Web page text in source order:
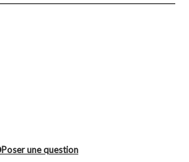
Poser une question